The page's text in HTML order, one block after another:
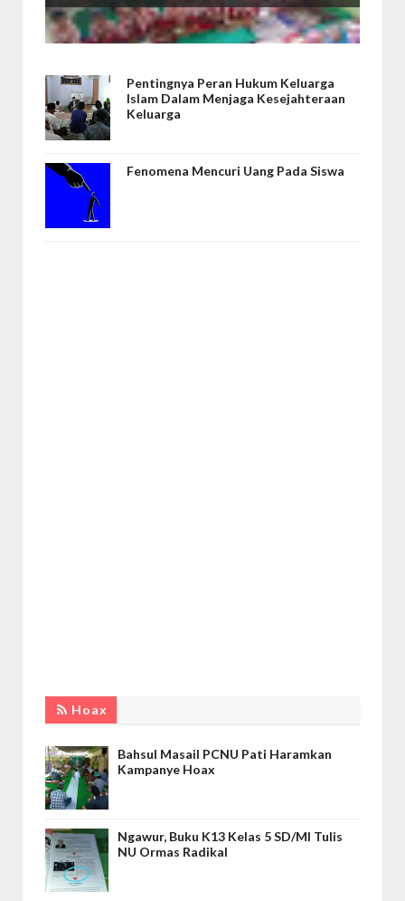
Pentingnya Peran Hukum Keluarga
Islam Dalam Menjaga Kesejahteraan
Keluarga
Fenomena Mencuri Uang Pada Siswa
Hoax
Bahsul Masail PCNU Pati Haramkan
Kampanye Hoax
Ngawur, Buku K13 Kelas 5 SD/MI Tulis
NU Ormas Radikal